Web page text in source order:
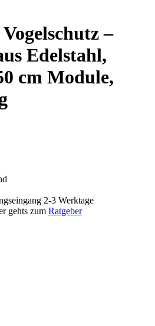
–
Edelstahl,
cm Module,
2-3 Werktage
gehts zum Ratgeber